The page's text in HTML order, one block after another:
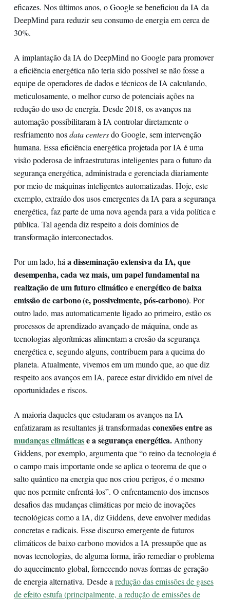
eficazes. Nos últimos anos, o Google se beneficiou da IA da
DeepMind para reduzir seu consumo de energia em cerca de
30%.
A implantação da IA do DeepMind no Google para promover
a eficiência energética não teria sido possível se não fosse a
equipe de operadores de dados e técnicos de IA calculando,
meticulosamente, o melhor curso de potenciais ações na
redução do uso de energia. Desde 2018, os avanços na
automação possibilitaram à IA controlar diretamente o
resfriamento nosdata centersdo Google, sem intervenção
humana. Essa eficiência energética projetada por IA é uma
visão poderosa de infraestruturas inteligentes para o futuro da
segurança energética, administrada e gerenciada diariamente
por meio de máquinas inteligentes automatizadas. Hoje, este
exemplo, extraído dos usos emergentes da IA para a segurança
energética, faz parte de uma nova agenda para a vida política e
pública. Tal agenda diz respeito a dois domínios de
transformação interconectados.
Por um lado, háa disseminação extensiva da IA, que
desempenha, cada vez mais, um papel fundamental na
realização de um futuro climático e energético de baixa
emissão de carbono (e, possivelmente, pós-carbono). Por
outro lado, mas automaticamente ligado ao primeiro, estão os
processos de aprendizado avançado de máquina, onde as
tecnologias algorítmicas alimentam a erosão da segurança
energética e, segundo alguns, contribuem para a queima do
planeta. Atualmente, vivemos em um mundo que, ao que diz
respeito aos avanços em IA, parece estar dividido em nível de
oportunidades e riscos.
A maioria daqueles que estudaram os avanços na IA
enfatizaram as resultantes já transformadasconexões entre as
mudanças climáticase a segurança energética.Anthony
Giddens, por exemplo, argumenta que “o reino da tecnologia é
o campo mais importante onde se aplica o teorema de que o
salto quântico na energia que nos criou perigos, é o mesmo
que nos permite enfrentá-los”. O enfrentamento dos imensos
desafios das mudanças climáticas por meio de inovações
tecnológicas como a IA, diz Giddens, deve envolver medidas
concretas e radicais. Esse discurso emergente de futuros
climáticos de baixo carbono movidos a IA pressupõe que as
novas tecnologias, de alguma forma, irão remediar o problema
do aquecimento global, fornecendo novas formas de geração
de energia alternativa. Desde aredução das emissões de gases
de efeito estufa (principalmente, a redução de emissões de